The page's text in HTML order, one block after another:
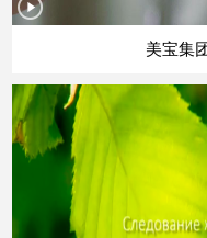
美宝集